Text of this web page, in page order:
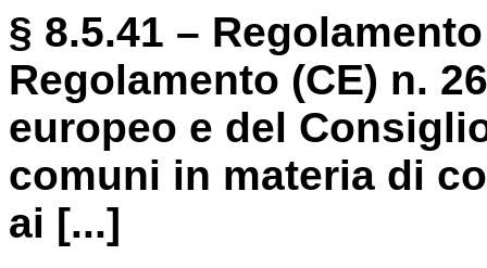
§ 8.5.41 –
Regolamento (CE) n.
europeo e del
comuni in materia di
ai [...]